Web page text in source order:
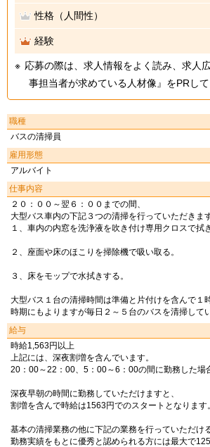
性格（人間性）
経験
応募の際は、求人情報をよく読み、求人
事担当者が求めている人材像』をPRして
職種
バスの清掃員
雇用形態
アルバイト
仕事内容
２０：００～翌６：００までの間、
大型バス車内の下記３つの清掃を行っていただきます
１、車内の内窓を洗浄液を吹き付け専用クロスで拭
２、座面や床のほこりを掃除機で吸い取る。
３、床をモップで水拭きする。
大型バス１台の清掃時間は準備と片付けを含んで１
時期にもよりますが毎日２～５台のバスを清掃して
給与
時給1,563円以上
上記には、深夜割増を含んでいます。
20：00～22：00、5：00～6：00の間に勤務した場
深夜早朝の時間に勤務していただけますと、
割増を含んで時給は1563円でのスタートとなります。
基本の清掃業務の他に下記の業務を行っていただける
勤務実績をもとに優秀と認められる方には最大で